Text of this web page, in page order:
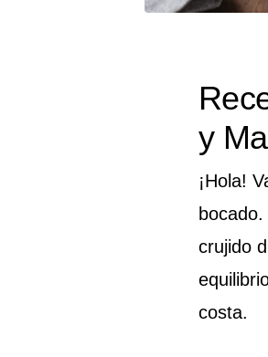
y
¡Hola!
crujido
costa.